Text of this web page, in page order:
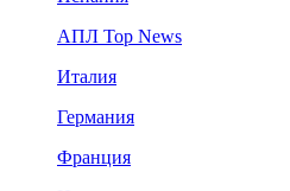
АПЛ Top News
Италия
Германия
Франция